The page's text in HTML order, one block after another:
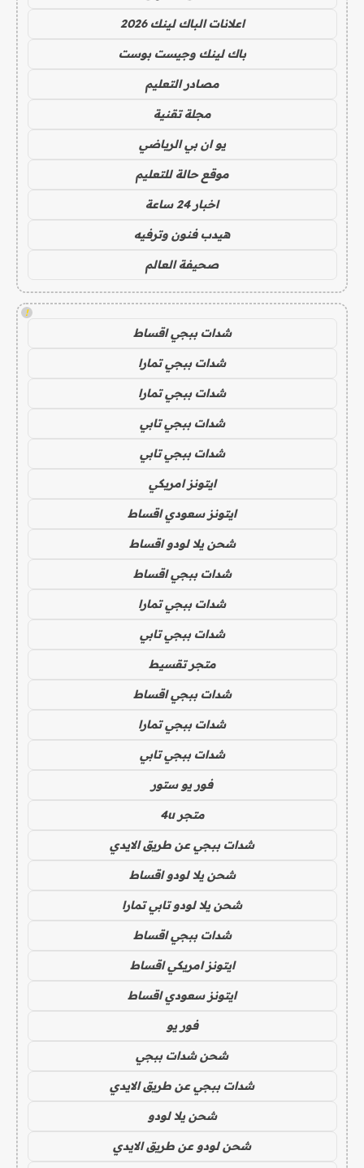
اعلانات الباك لينك 2026
باك لينك وجيست بوست
مصادر التعليم
مجلة تقنية
يو ان بي الرياضي
موقع حالة للتعليم
اخبار 24 ساعة
هيدب فنون وترفيه
صحيفة العالم
!
شدات ببجي اقساط
شدات ببجي تمارا
شدات ببجي تمارا
شدات ببجي تابي
شدات ببجي تابي
ايتونز امريكي
ايتونز سعودي اقساط
شحن يلا لودو اقساط
شدات ببجي اقساط
شدات ببجي تمارا
شدات ببجي تابي
متجر تقسيط
شدات ببجي اقساط
شدات ببجي تمارا
شدات ببجي تابي
فور يو ستور
متجر 4u
شدات ببجي عن طريق الايدي
شحن يلا لودو اقساط
شحن يلا لودو تابي تمارا
شدات ببجي اقساط
ايتونز امريكي اقساط
ايتونز سعودي اقساط
فور يو
شحن شدات ببجي
شدات ببجي عن طريق الايدي
شحن يلا لودو
شحن لودو عن طريق الايدي